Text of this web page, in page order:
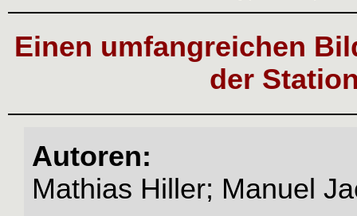
Einen umfangreichen
der
Autoren:
Mathias Hiller; Manuel